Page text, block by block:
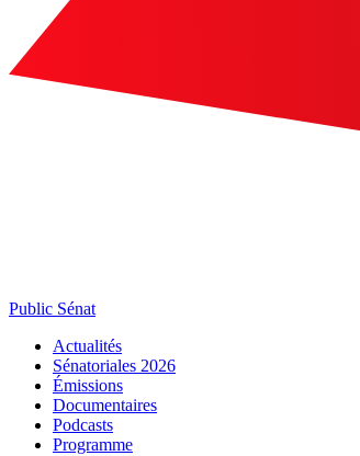
Public Sénat
Actualités
Sénatoriales 2026
Émissions
Documentaires
Podcasts
Programme